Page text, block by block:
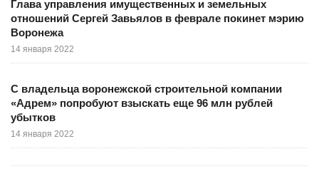
Глава управления имущественных и земельных
отношений Сергей Завьялов в феврале покинет мэрию
Воронежа
14 января 2022
С владельца воронежской строительной компании
«Адрем» попробуют взыскать еще 96 млн рублей
убытков
14 января 2022